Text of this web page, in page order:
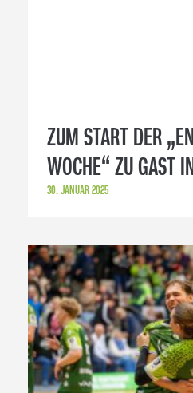
ZUM START DER
WOCHE“ ZU GAST
30. JANUAR 2025